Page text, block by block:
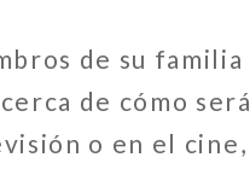
de su
de cómo
o en el